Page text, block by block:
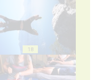
18